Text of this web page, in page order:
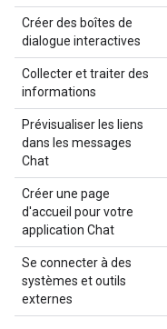
Créer des boîtes de
dialogue interactives
Collecter et traiter des
informations
Prévisualiser les liens
dans les messages
Chat
Créer une page
d'accueil pour votre
application Chat
Se connecter à des
systèmes et outils
externes